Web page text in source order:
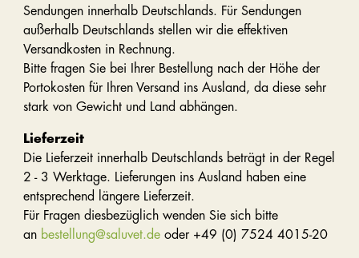
Sendungen innerhalb Deutschlands. Für Sendungen
außerhalb Deutschlands stellen wir die effektiven
Versandkosten in Rechnung.
Bitte fragen Sie bei Ihrer Bestellung nach der Höhe der
Portokosten für Ihren Versand ins Ausland, da diese sehr
stark von Gewicht und Land abhängen.
Lieferzeit
Die Lieferzeit innerhalb Deutschlands beträgt in der Regel
2 - 3 Werktage. Lieferungen ins Ausland haben eine
entsprechend längere Lieferzeit.
Für Fragen diesbezüglich wenden Sie sich bitte
an bestellung@saluvet.deoder +49 (0) 7524 4015-20